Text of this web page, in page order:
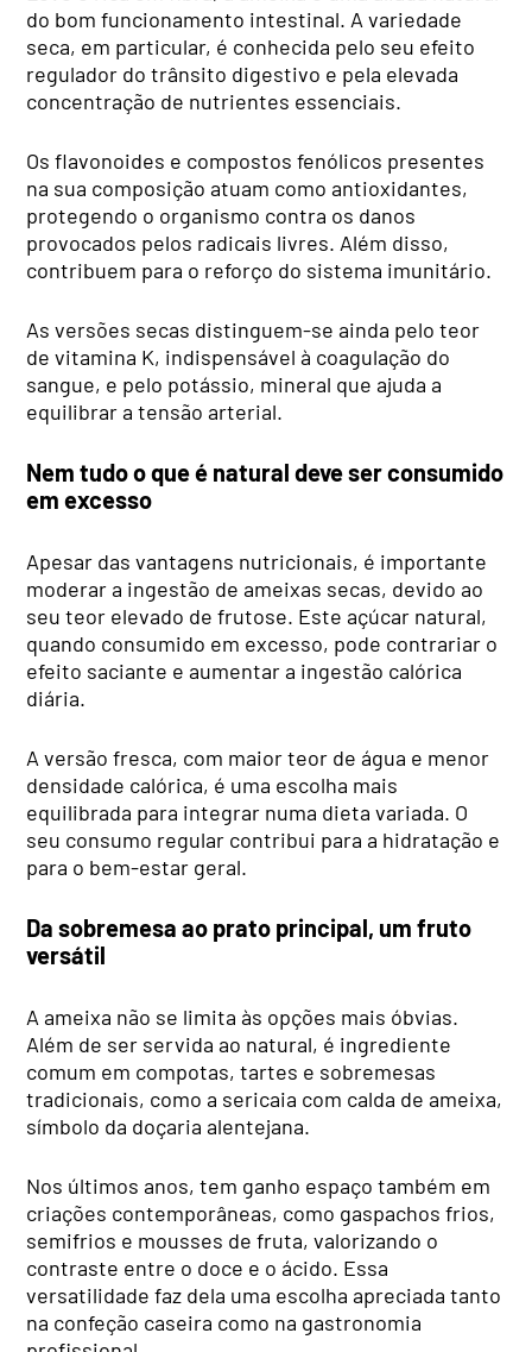
do bom funcionamento intestinal. A variedade
seca, em particular, é conhecida pelo seu efeito
regulador do trânsito digestivo e pela elevada
concentração de nutrientes essenciais.
Os flavonoides e compostos fenólicos presentes
na sua composição atuam como antioxidantes,
protegendo o organismo contra os danos
provocados pelos radicais livres. Além disso,
contribuem para o reforço do sistema imunitário.
As versões secas distinguem-se ainda pelo teor
de vitamina K, indispensável à coagulação do
sangue, e pelo potássio, mineral que ajuda a
equilibrar a tensão arterial.
Nem tudo o que é natural deve ser consumido
em excesso
Apesar das vantagens nutricionais, é importante
moderar a ingestão de ameixas secas, devido ao
seu teor elevado de frutose. Este açúcar natural,
quando consumido em excesso, pode contrariar o
efeito saciante e aumentar a ingestão calórica
diária.
A versão fresca, com maior teor de água e menor
densidade calórica, é uma escolha mais
equilibrada para integrar numa dieta variada. O
seu consumo regular contribui para a hidratação e
para o bem-estar geral.
Da sobremesa ao prato principal, um fruto
versátil
A ameixa não se limita às opções mais óbvias.
Além de ser servida ao natural, é ingrediente
comum em compotas, tartes e sobremesas
tradicionais, como a sericaia com calda de ameixa,
símbolo da doçaria alentejana.
Nos últimos anos, tem ganho espaço também em
criações contemporâneas, como gaspachos frios,
semifrios e mousses de fruta, valorizando o
contraste entre o doce e o ácido. Essa
versatilidade faz dela uma escolha apreciada tanto
na confeção caseira como na gastronomia